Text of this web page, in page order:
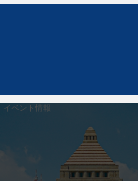
イベント情報